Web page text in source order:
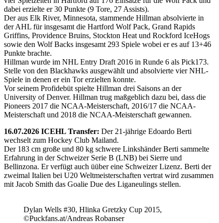
dabei erzielte er 30 Punkte (9 Tore, 27 Assists).
Der aus Elk River, Minnesota, stammende Hillman absolvierte in
der AHL für insgesamt die Hartford Wolf Pack, Grand Rapids
Griffins, Providence Bruins, Stockton Heat und Rockford IceHogs
sowie den Wolf Backs insgesamt 293 Spiele wobei er es auf 13+46
Punkte brachte.
Hillman wurde im NHL Entry Draft 2016 in Runde 6 als Pick173.
Stelle von den Blackhawks ausgewählt und absolvierte vier NHL-
Spiele in denen er ein Tor erzielten konnte.
Vor seinem Profidebüt spielte Hillman drei Saisons an der
University of Denver. Hillman trug maßgeblich dazu bei, dass die
Pioneers 2017 die NCAA-Meisterschaft, 2016/17 die NCAA-
Meisterschaft und 2018 die NCAA-Meisterschaft gewannen.
16.07.2026 ICEHL Transfer: Der 21-jährige Edoardo Berti
wechselt zum Hockey Club Mailand.
Der 183 cm große und 80 kg schwere Linkshänder Berti sammelte
Erfahrung in der Schweizer Serie B (LNB) bei Sierre und
Bellinzona. Er verfügt auch üüber eine Schweizer Lizenz. Berti der
zweimal Italien bei U20 Weltmeisterschaften vertrat wird zusammen
mit Jacob Smith das Goalie Due des Liganeulings stellen.
Dylan Wells #30, Hlinka Gretzky Cup 2015,
©Puckfans.at/Andreas Robanser